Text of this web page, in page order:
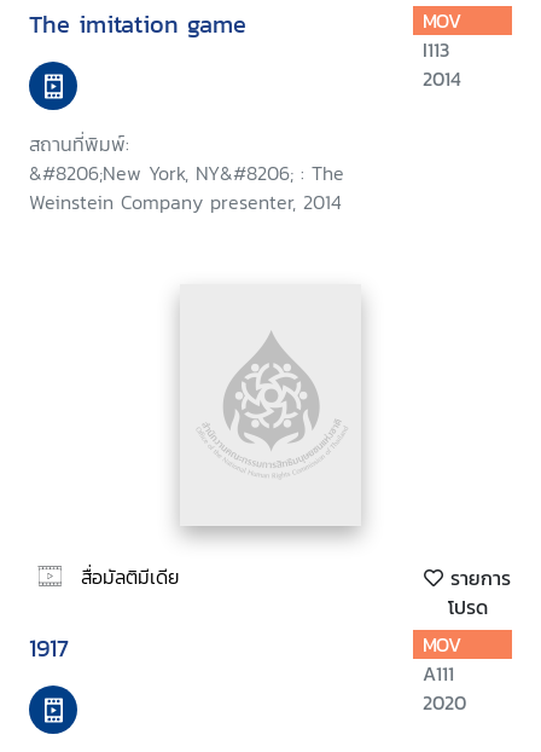
The imitation game
สถานที่พิมพ์:
&#8206;New York, NY&#8206; : The
Weinstein Company presenter, 2014
MOV
I113
2014
สื่อมัลติมีเดีย
รายการ
โปรด
1917
MOV
A111
2020